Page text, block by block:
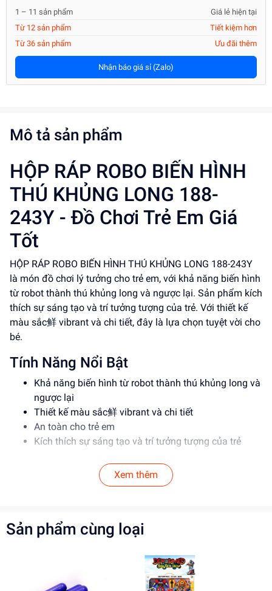
1 – 11 sản phẩm
Giá lẻ hiện tại
Từ 12 sản phẩm
Tiết kiệm hơn
Từ 36 sản phẩm
Ưu đãi thêm
Nhận báo giá sỉ (Zalo)
Mô tả sản phẩm
HỘP RÁP ROBO BIẾN HÌNH
THÚ KHỦNG LONG 188-
243Y - Đồ Chơi Trẻ Em Giá
Tốt
HỘP RÁP ROBO BIẾN HÌNH THÚ KHỦNG LONG 188-243Y
là món đồ chơi lý tưởng cho trẻ em, với khả năng biến hình
từ robot thành thú khủng long và ngược lại. Sản phẩm kích
thích sự sáng tạo và trí tưởng tượng của trẻ. Với thiết kế
màu sắc鲜 vibrant và chi tiết, đây là lựa chọn tuyệt vời cho
bé.
Tính Năng Nổi Bật
Khả năng biến hình từ robot thành thú khủng long và
ngược lại
Thiết kế màu sắc鲜 vibrant và chi tiết
An toàn cho trẻ em
Kích thích sự sáng tạo và trí tưởng tượng của trẻ
Thông Số Sản Phẩm
Item No: 188-243Y
Độ tuổi: 3+
Hướng dẫn trẻ cách biến hình robot thành thú khủng
Xem thêm
Sản phẩm cùng loại